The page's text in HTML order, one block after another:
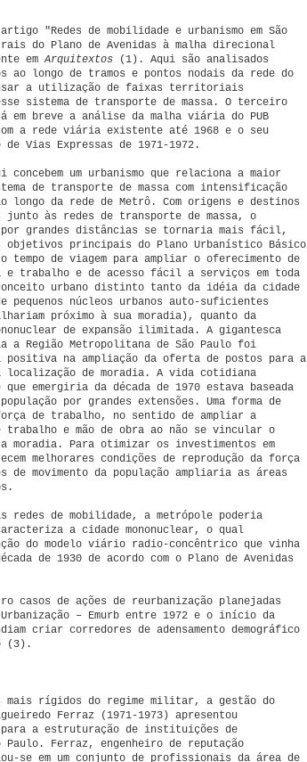
"Redes de mobilidade e urbanismo em São
do Plano de Avenidas à malha direcional
emArquitextos (1). Aqui são analisados
ao longo de tramos e pontos nodais da rede do
a utilização de faixas territoriais
sistema de transporte de massa. O terceiro
em breve a análise da malha viária do PUB
a rede viária existente até 1968 e o seu
Vias Expressas de 1971-1972.
um urbanismo que relaciona a maior
de transporte de massa com intensificação
longo da rede de Metrô. Com origens e destinos
às redes de transporte de massa, o
por grandes distâncias se tornaria mais fácil,
objetivos principais do Plano Urbanístico Básico
de viagem para ampliar o oferecimento de
trabalho e de acesso fácil a serviços em toda
urbano distinto tanto da idéia da cidade
pequenos núcleos urbanos auto-suficientes
próximo à sua moradia), quanto da
de expansão ilimitada. A gigantesca
a Região Metropolitana de São Paulo foi
positiva na ampliação da oferta de postos para a
de moradia. A vida cotidiana
emergiria da década de 1970 estava baseada
por grandes extensões. Uma forma de
de trabalho, no sentido de ampliar a
trabalho e mão de obra ao não se vincular o
a moradia. Para otimizar os investimentos em
melhorares condições de reprodução da força
movimento da população ampliaria as áreas
redes de mobilidade, a metrópole poderia
a cidade mononuclear, o qual
do modelo viário radio-concêntrico que vinha
de 1930 de acordo com o Plano de Avenidas
casos de ações de reurbanização planejadas
– Emurb entre 1972 e o início da
criar corredores de adensamento demográfico
(3).
mais rígidos do regime militar, a gestão do
Ferraz (1971-1973) apresentou
a estruturação de instituições de
Paulo. Ferraz, engenheiro de reputação
se em um conjunto de profissionais da área de